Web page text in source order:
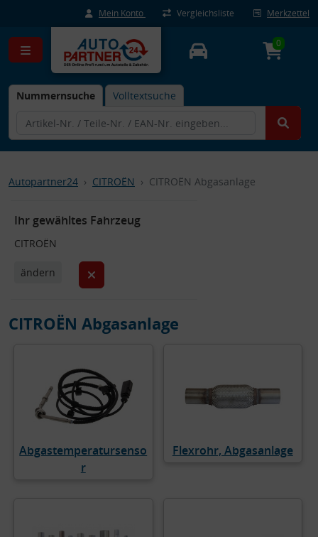
Mein Konto Vergleichsliste Merkzettel
Nummernsuche Volltextsuche
0
Autopartner24 CITROËN CITROËN Abgasanlage
Ihr gewähltes Fahrzeug
CITROËN
ändern
CITROËN Abgasanlage
Abgastemperatursenso
r
Flexrohr, Abgasanlage